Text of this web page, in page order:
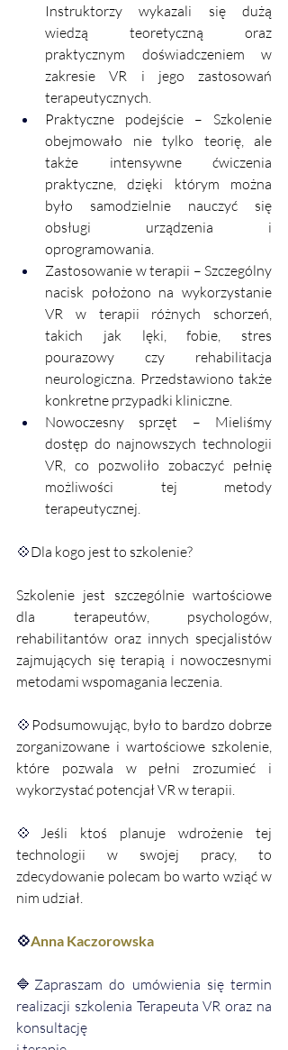
Instruktorzy wykazali się dużą
wiedzą teoretyczną oraz
praktycznym doświadczeniem w
zakresie VR i jego zastosowań
terapeutycznych.
Praktyczne podejście – Szkolenie
obejmowało nie tylko teorię, ale
także intensywne ćwiczenia
praktyczne, dzięki którym można
było samodzielnie nauczyć się
obsługi urządzenia i
oprogramowania.
Zastosowanie w terapii – Szczególny
nacisk położono na wykorzystanie
VR w terapii różnych schorzeń,
takich jak lęki, fobie, stres
pourazowy czy rehabilitacja
neurologiczna. Przedstawiono także
konkretne przypadki kliniczne.
Nowoczesny sprzęt – Mieliśmy
dostęp do najnowszych technologii
VR, co pozwoliło zobaczyć pełnię
możliwości tej metody
terapeutycznej.
💠Dla kogo jest to szkolenie?
Szkolenie jest szczególnie wartościowe
dla terapeutów, psychologów,
rehabilitantów oraz innych specjalistów
zajmujących się terapią i nowoczesnymi
metodami wspomagania leczenia.
💠 Podsumowując, było to bardzo dobrze
zorganizowane i wartościowe szkolenie,
które pozwala w pełni zrozumieć i
wykorzystać potencjał VR w terapii.
💠
Jeśli ktoś planuje wdrożenie tej
technologii w swojej pracy, to
zdecydowanie polecam bo warto wziąć w
nim udział.
💠Anna Kaczorowska
🔷Zapraszam do umówienia się termin
realizacji szkolenia Terapeuta VR oraz na
konsultację